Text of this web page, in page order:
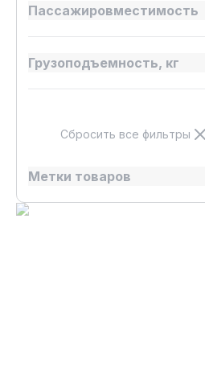
Пассажировместимость
Грузоподъемность, кг
Сбросить все фильтры
Метки товаров